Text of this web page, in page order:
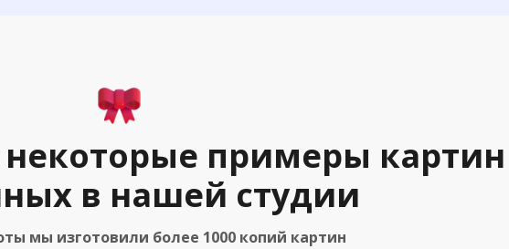
мы изготовили более 1000 копий картин
примеры картин
в нашей студии